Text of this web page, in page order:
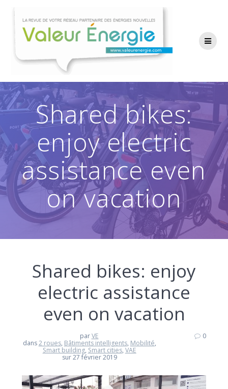
contenu
Shared bikes:
enjoy electric
assistance even
on vacation
Shared bikes: enjoy
electric assistance
even on vacation
parVE
dans2 roues, Bâtiments intelligents, Mobilité,
Smart building, Smart cities, VAE
sur 27 février 2019
0